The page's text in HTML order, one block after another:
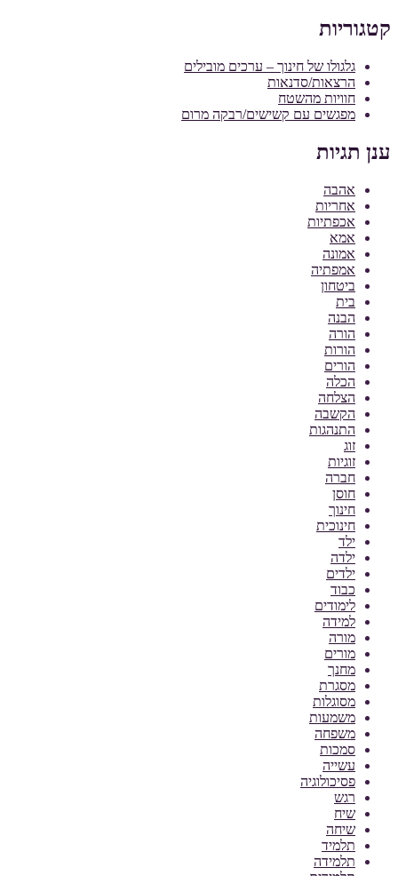
קטגוריות
גלגולו של חינוך – ערכים מובילים
הרצאות/סדנאות
חוויות מהשטח
מפגשים עם קשישים/רבקה מרום
ענן תגיות
אהבה
אחריות
אכפתיות
אמא
אמונה
אמפתיה
ביטחון
בית
הבנה
הורה
הורות
הורים
הכלה
הצלחה
הקשבה
התנהגות
זוג
זוגיות
חברה
חוסן
חינוך
חינוכית
ילד
ילדה
ילדים
כבוד
לימודים
למידה
מורה
מורים
מחנך
מסגרת
מסוגלות
משמעות
משפחה
סמכות
עשייה
פסיכולוגיה
רגש
שיח
שיחה
תלמיד
תלמידה